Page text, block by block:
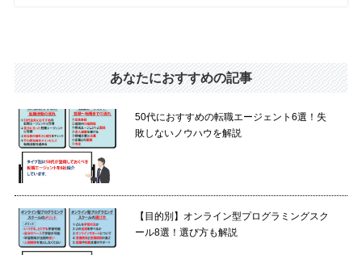
あなたにおすすめの記事
50代におすすめの転職エージェント6選！失
敗しないノウハウを解説
【目的別】オンライン型プログラミングスク
ール8選！選び方も解説